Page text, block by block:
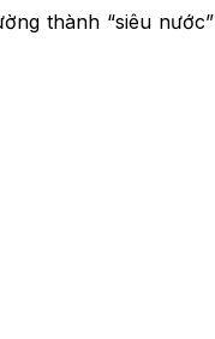
thành “siêu nước”